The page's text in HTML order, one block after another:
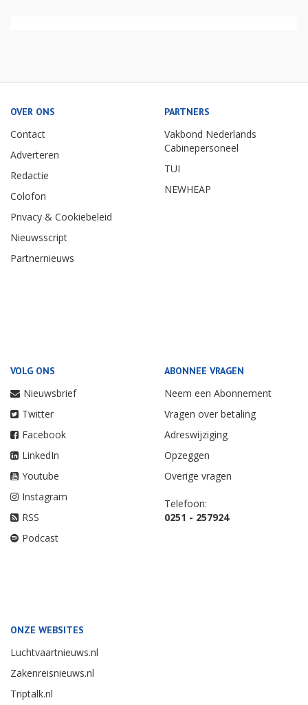
OVER ONS
Contact
Adverteren
Redactie
Colofon
Privacy & Cookiebeleid
Nieuwsscript
Partnernieuws
PARTNERS
Vakbond Nederlands
Cabinepersoneel
TUI
NEWHEAP
VOLG ONS
Nieuwsbrief
Twitter
Facebook
LinkedIn
Youtube
Instagram
RSS
Podcast
ABONNEE VRAGEN
Neem een Abonnement
Vragen over betaling
Adreswijziging
Opzeggen
Overige vragen
Telefoon:
0251 - 257924
ONZE WEBSITES
Luchtvaartnieuws.nl
Zakenreisnieuws.nl
Triptalk.nl